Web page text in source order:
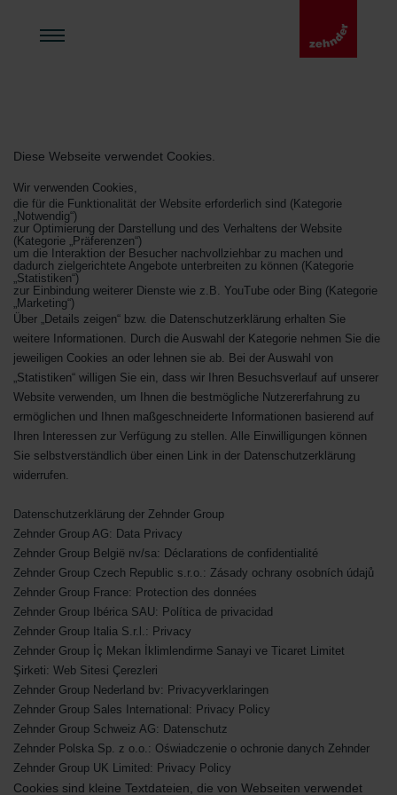
Diese Webseite verwendet Cookies.
Wir verwenden Cookies,
die für die Funktionalität der Website erforderlich sind (Kategorie
„Notwendig“)
zur Optimierung der Darstellung und des Verhaltens der Website
(Kategorie „Präferenzen“)
um die Interaktion der Besucher nachvollziehbar zu machen und
dadurch zielgerichtete Angebote unterbreiten zu können (Kategorie
„Statistiken“)
zur Einbindung weiterer Dienste wie z.B. YouTube oder Bing (Kategorie
„Marketing“)
Über „Details zeigen“ bzw. die Datenschutzerklärung erhalten Sie
weitere Informationen. Durch die Auswahl der Kategorie nehmen Sie die
jeweiligen Cookies an oder lehnen sie ab. Bei der Auswahl von
„Statistiken“ willigen Sie ein, dass wir Ihren Besuchsverlauf auf unserer
Website verwenden, um Ihnen die bestmögliche Nutzererfahrung zu
ermöglichen und Ihnen maßgeschneiderte Informationen basierend auf
Ihren Interessen zur Verfügung zu stellen. Alle Einwilligungen können
Sie selbstverständlich über einen Link in der Datenschutzerklärung
widerrufen.
Datenschutzerklärung der Zehnder Group
Zehnder Group AG: Data Privacy
Zehnder Group België nv/sa: Déclarations de confidentialité
Zehnder Group Czech Republic s.r.o.: Zásady ochrany osobních údajů
Zehnder Group France: Protection des données
Zehnder Group Ibérica SAU: Política de privacidad
Zehnder Group Italia S.r.l.: Privacy
Zehnder Group İç Mekan İklimlendirme Sanayi ve Ticaret Limitet
Şirketi: Web Sitesi Çerezleri
Zehnder Group Nederland bv: Privacyverklaringen
Zehnder Group Sales International: Privacy Policy
Zehnder Group Schweiz AG: Datenschutz
Zehnder Polska Sp. z o.o.: Oświadczenie o ochronie danych Zehnder
Zehnder Group UK Limited: Privacy Policy
Cookies sind kleine Textdateien, die von Webseiten verwendet